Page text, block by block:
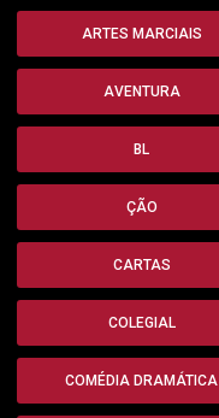
ARTES MARCIAIS
AVENTURA
BL
ÇÃO
CARTAS
COLEGIAL
COMÉDIA DRAMÁTICA